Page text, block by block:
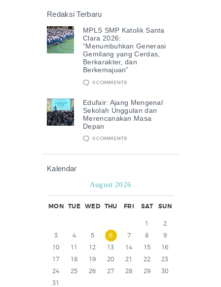
Redaksi Terbaru
MPLS SMP Katolik Santa
Clara 2026:
“Menumbuhkan Generasi
Gemilang yang Cerdas,
Berkarakter, dan
Berkemajuan”
0COMMENTS
Edufair: Ajang Mengenal
Sekolah Unggulan dan
Merencanakan Masa
Depan
0COMMENTS
Kalendar
August 2026
MON TUE WED THU FRI SAT SUN
1
2
3
4 5 6 7 8
9
10
11 12 13 14 15
16
17
18 19 20 21 22
23
24
25 26 27 28 29
30
31